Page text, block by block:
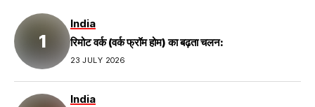
India
रिमोट वर्क (वर्क फ्रॉम होम) का बढ़ता चलन:
23 JULY 2026
India